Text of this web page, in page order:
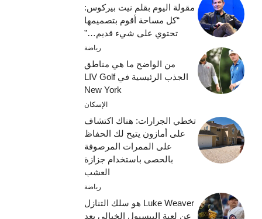
مقولة اليوم بقلم نيت بيركوس:
“كل مساحة أقوم بتصميمها
تحتوي على شيء قديم…”
رياضة
من الواضح ما هي مناطق
الجذب الرئيسية في LIV Golf
New York
الإسكان
تخطي الجرارات: هناك اكتشاف
على أمازون يتيح لك الحفاظ
على الممرات المرصوفة
بالحصى باستخدام جزازة
العشب
رياضة
Luke Weaver هو سلك التنازل
عن لعبة البيسبول الخيالي بعد